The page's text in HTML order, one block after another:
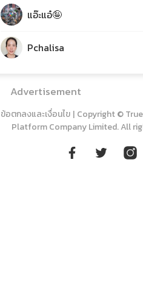
แอ๊ะแอ๋🤪
Pchalisa
Advertisement
ข้อตกลงและเงื่อนไข | Copyright ©
Platform Company Limited. All